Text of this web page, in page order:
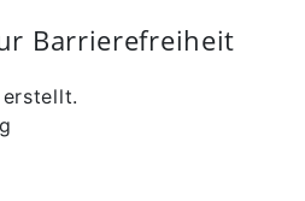
Barrierefreiheit